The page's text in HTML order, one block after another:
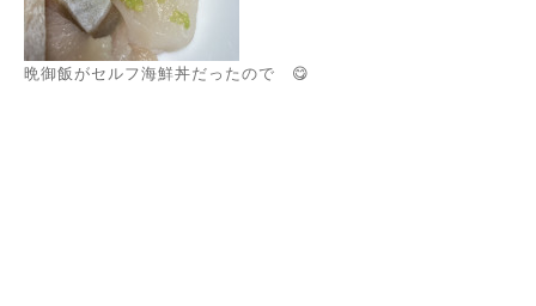
晩御飯がセルフ海鮮丼だったので 😋